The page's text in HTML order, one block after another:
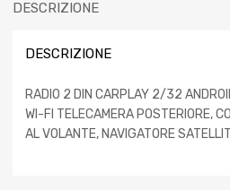
DESCRIZIONE
DESCRIZIONE
RADIO 2 DIN CARPLAY 2/32
WI-FI TELECAMERA POSTERIORE,
AL VOLANTE, NAVIGATORE